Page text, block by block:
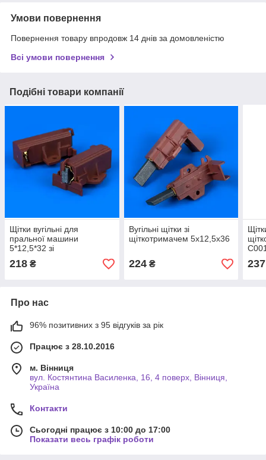
Умови повернення
Повернення товару впродовж 14 днів за домовленістю
Всі умови повернення
Подібні товари компанії
Щітки вугільні для
пральної машини
5*12,5*32 зі
щіткотримачем
218 ₴
Вугільні щітки зі
щіткотримачем 5х12,5х36
224₴ 237
Про нас
96% позитивних з 95 відгуків за рік
Працює з 28.10.2016
м. Вінниця
вул. Костянтина Василенка, 16, 4 поверх, Вінниця,
Україна
Контакти
Сьогодні працює з 10:00 до 17:00
Показати весь графік роботи